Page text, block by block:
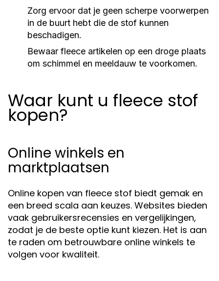
Zorg ervoor dat je geen scherpe voorwerpen
in de buurt hebt die de stof kunnen
beschadigen.
Bewaar fleece artikelen op een droge plaats
om schimmel en meeldauw te voorkomen.
Waar kunt u fleece stof
kopen?
Online winkels en
marktplaatsen
Online kopen van fleece stof biedt gemak en
een breed scala aan keuzes. Websites bieden
vaak gebruikersrecensies en vergelijkingen,
zodat je de beste optie kunt kiezen. Het is aan
te raden om betrouwbare online winkels te
volgen voor kwaliteit.